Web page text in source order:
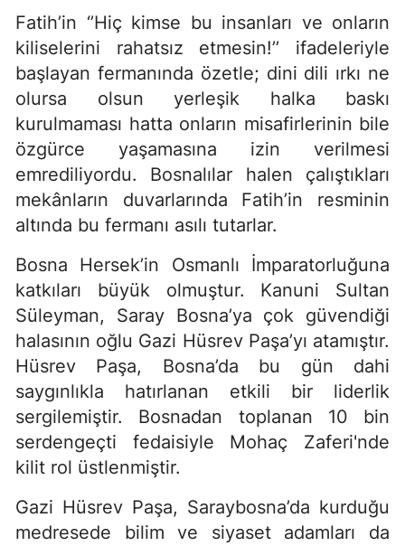
Fatih’in ‘’Hiç kimse bu insanları ve onların
kiliselerini rahatsız etmesin!’’ ifadeleriyle
başlayan fermanında özetle; dini dili ırkı ne
olursa olsun yerleşik halka baskı
kurulmaması hatta onların misafirlerinin bile
özgürce yaşamasına izin verilmesi
emrediliyordu. Bosnalılar halen çalıştıkları
mekânların duvarlarında Fatih’in resminin
altında bu fermanı asılı tutarlar.
Bosna Hersek’in Osmanlı İmparatorluğuna
katkıları büyük olmuştur. Kanuni Sultan
Süleyman, Saray Bosna’ya çok güvendiği
halasının oğlu Gazi Hüsrev Paşa’yı atamıştır.
Hüsrev Paşa, Bosna’da bu gün dahi
saygınlıkla hatırlanan etkili bir liderlik
sergilemiştir. Bosnadan toplanan 10 bin
serdengeçti fedaisiyle Mohaç Zaferi'nde
kilit rol üstlenmiştir.
Gazi Hüsrev Paşa, Saraybosna’da kurduğu
medresede bilim ve siyaset adamları da